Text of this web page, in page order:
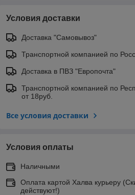
Условия доставки
Доставка "Самовывоз"
Транспортной компанией по
Доставка в ПВЗ "Европочта"
Транспортной компанией по
от 18руб.
Все условия доставки
Условия оплаты
Наличными
Оплата картой Халва курьеру
действуют!)